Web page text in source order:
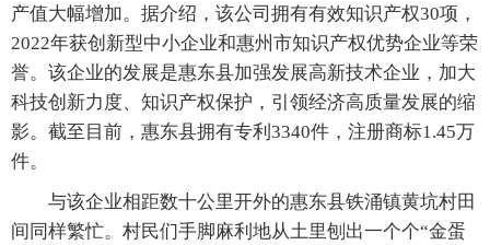
产值大幅增加。据介绍，该公司拥有有效知识产权30项，
2022年获创新型中小企业和惠州市知识产权优势企业等荣
誉。该企业的发展是惠东县加强发展高新技术企业，加大
科技创新力度、知识产权保护，引领经济高质量发展的缩
影。截至目前，惠东县拥有专利3340件，注册商标1.45万
件。
与该企业相距数十公里开外的惠东县铁涌镇黄坑村田
间同样繁忙。村民们手脚麻利地从土里刨出一个个“金蛋